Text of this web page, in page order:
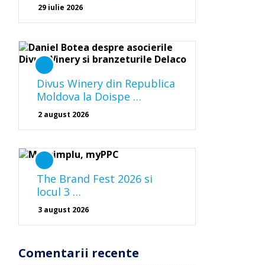
29 iulie 2026
Divus Winery din Republica
Moldova la Doispe …
2 august 2026
The Brand Fest 2026 si
locul 3 …
3 august 2026
Comentarii recente